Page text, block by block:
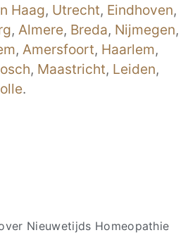
Haag, Utrecht, Eindhoven,
, Almere, Breda, Nijmegen,
, Amersfoort, Haarlem,
, Maastricht, Leiden,
.
Nieuwetijds Homeopathie